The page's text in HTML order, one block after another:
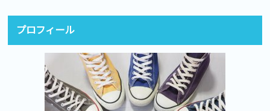
プロフィール